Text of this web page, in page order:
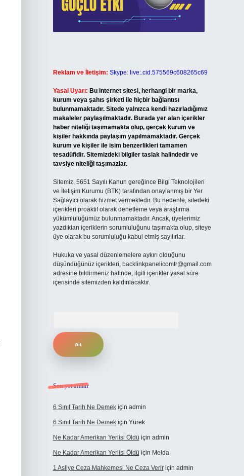
Reklam ve İletişim: Skype: live:.cid.575569c608265c69
Yasal Uyarı: Bu internet sitesi, herhangi bir marka,
kurum veya şahıs şirketi ile hiçbir bağlantısı
bulunmamaktadır. Sitede yalnızca kendi hazırladığımız
makaleler paylaşılmaktadır. Burada yer alan içerikler
haber niteliği taşımamakta olup, gerçek kurum ve
kişiler hakkında paylaşım yapılmamaktadır. Gerçek
kurum ve kişiler ile isim benzerlikleri tamamen
tesadüfidir. Sitemizdeki bilgiler taslak halindedir ve
tavsiye niteliği taşımazlar.
Sitemiz, 5651 Sayılı Kanun gereğince Bilgi Teknolojileri
ve İletişim Kurumu (BTK) tarafından onaylanmış bir Yer
Sağlayıcı olarak hizmet vermektedir. Bu nedenle, sitedeki
içerikleri proaktif olarak denetleme veya araştırma
yükümlülüğümüz bulunmamaktadır. Ancak, üyelerimiz
yazdıkları içeriklerin sorumluluğunu taşımakta olup, siteye
üye olarak bu sorumluluğu kabul etmiş sayılırlar.
Hukuka ve yasal düzenlemelere aykırı olduğunu
düşündüğünüz içerikleri, backlinkpanelicomtr@gmail.com
adresine bildirmeniz halinde, ilgili içerikler yasal süre
içerisinde sitemizden kaldırılacaktır.
Son yorumlar
6 Sınıf Tarih Ne Demekiçin admin
6 Sınıf Tarih Ne Demekiçin Yürek
Ne Kadar Amerikan Yerlisi Öldü için admin
Ne Kadar Amerikan Yerlisi Öldü için Melda
1 Asliye Ceza Mahkemesi Ne Ceza Veririçin admin